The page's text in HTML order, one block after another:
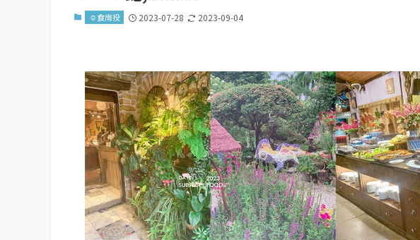
☺食南投 2023-07-28 2023-09-04